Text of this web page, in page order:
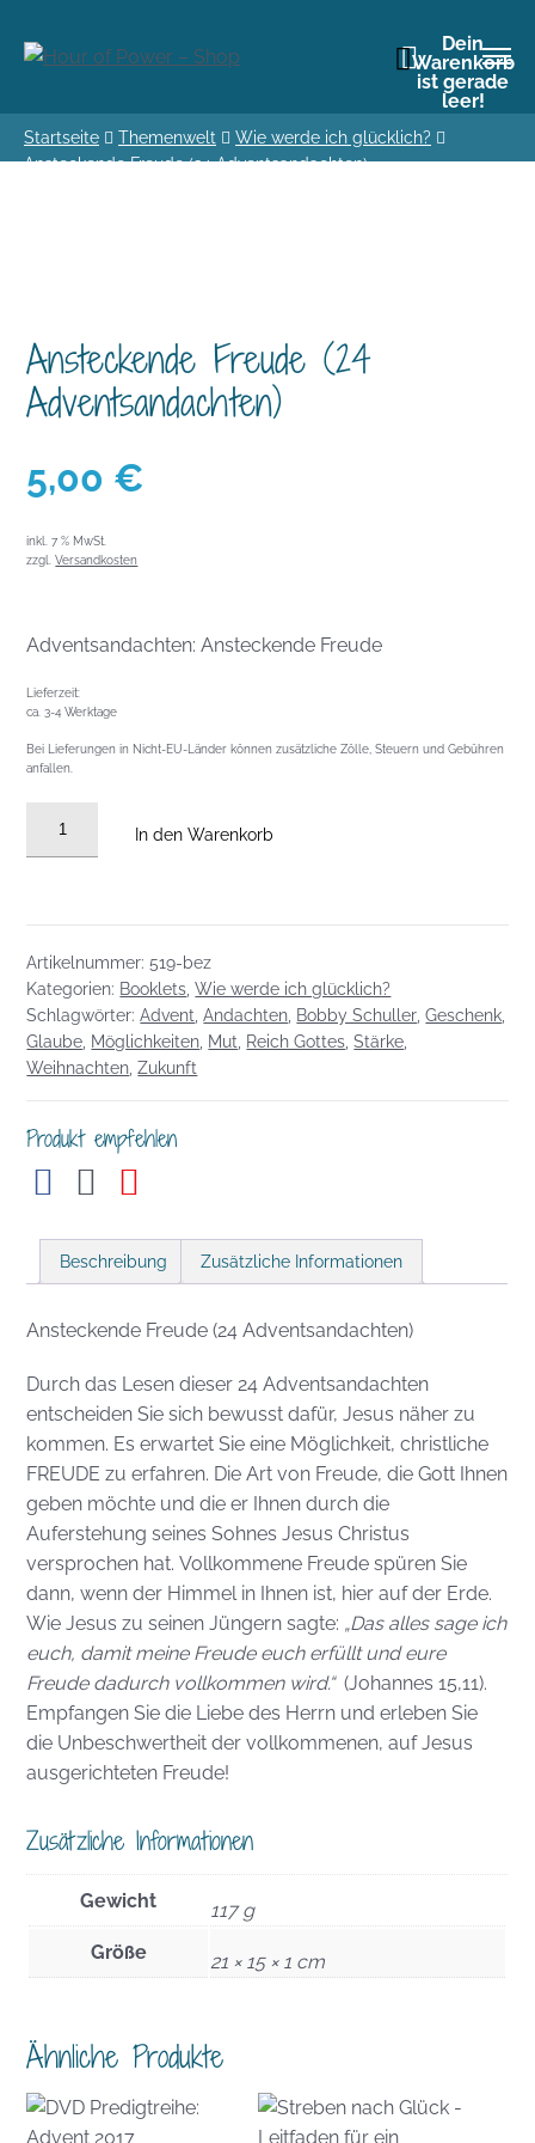
Dein
Warenkorb
ist gerade
leer!
Startseite Themenwelt
Wie werde ich glücklich?
Ansteckende Freude (24 Adventsandachten)
Ansteckende Freude (24
Adventsandachten)
5,00 €
inkl. 7 % MwSt.
zzgl.Versandkosten
Adventsandachten: Ansteckende Freude
Lieferzeit:
ca. 3-4 Werktage
Bei Lieferungen in Nicht-EU-Länder können zusätzliche Zölle, Steuern und Gebühren
anfallen.
In den Warenkorb
Artikelnummer:519-bez
Kategorien: Booklets ,Wie werde ich glücklich?
Schlagwörter:Advent ,Andachten Bobby Schuller ,Geschenk
Glaube Möglichkeiten Mut Reich Gottes ,Stärke
Weihnachten ,Zukunft
Produkt empfehlen
Beschreibung Zusätzliche Informationen
Ansteckende Freude (24 Adventsandachten)
Durchdas Lesen dieser 24Adventsandachten
entscheiden Sie sich bewusst dafür, Jesus näher zu
kommen. Es erwartet Sie eine Möglichkeit, christliche
FREUDE zu erfahren. Die Art von Freude, die Gott Ihnen
geben möchte und die er Ihnen durch die
Auferstehung seines Sohnes Jesus Christus
versprochen hat.Vollkommene Freude spüren Sie
dann, wenn der Himmel in Ihnen ist, hier auf der Erde.
Wie Jesus zu seinen Jüngern sagte: „Das alles sage ich
euch, damit meine Freude euch erfüllt und eure
Freude dadurch vollkommen wird.“ (Johannes 15,11).
Empfangen Sie die Liebe des Herrn und erleben Sie
die Unbeschwertheit der vollkommenen, auf Jesus
ausgerichteten Freude!
Zusätzliche Informationen
Gewicht
117 g
Größe
21 × 15 × 1 cm
Ähnliche Produkte